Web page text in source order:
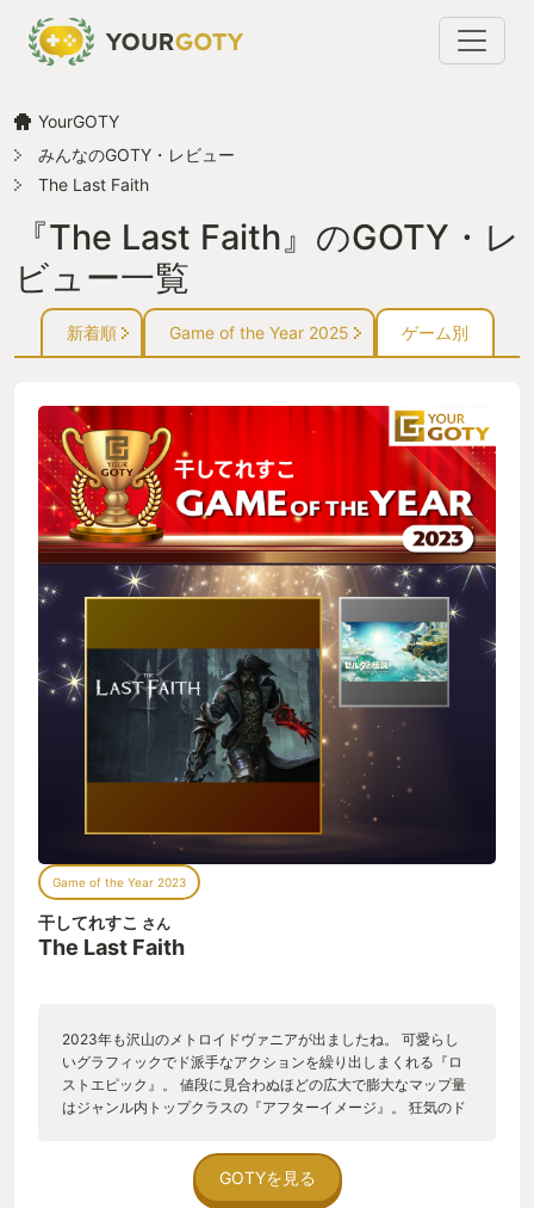
YourGOTY
みんなのGOTY・レビュー
The Last Faith
『The Last Faith』のGOTY・レ
ビュー一覧
新着順 Game of the Year 2025 ゲーム別
Game of the Year 2023
干してれすこ さん
The Last Faith
2023年も沢山のメトロイドヴァニアが出ましたね。 可愛らし
いグラフィックでド派手なアクションを繰り出しまくれる『ロ
ストエピック』。 値段に見合わぬほどの広大で膨大なマップ量
はジャンル内トップクラスの『アフターイメージ』。 狂気のド
昨年以前のヒット作『メトロイドドレッド』、あるいは『エン
ダーリリィズ』。その先を切望される2D探索アクションジャン
ルの中で、それに応える様に次世代を感じさせる作品が幾つも
GOTYを見る